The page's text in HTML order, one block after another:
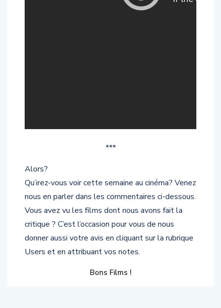
***
Alors?
Qu’irez-vous voir cette semaine au cinéma? Venez
nous en parler dans les commentaires ci-dessous.
Vous avez vu les films dont nous avons fait la
critique ? C’est l’occasion pour vous de nous
donner aussi votre avis en cliquant sur la rubrique
Users et en attribuant vos notes.
Bons Films !